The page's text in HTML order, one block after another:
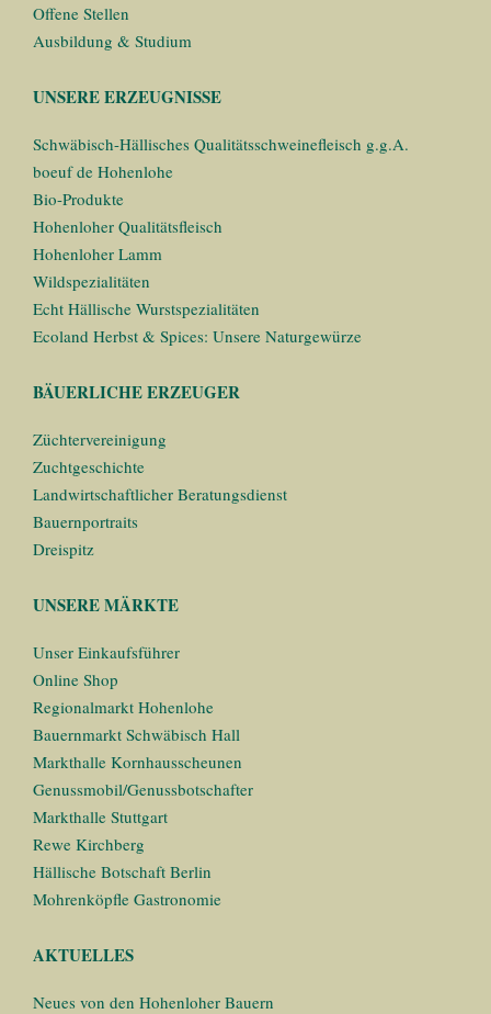
Offene Stellen
Ausbildung & Studium
UNSERE ERZEUGNISSE
Schwäbisch-Hällisches Qualitätsschweinefleisch g.g.A.
boeuf de Hohenlohe
Bio-Produkte
Hohenloher Qualitätsfleisch
Hohenloher Lamm
Wildspezialitäten
Echt Hällische Wurstspezialitäten
Ecoland Herbst & Spices: Unsere Naturgewürze
BÄUERLICHE ERZEUGER
Züchtervereinigung
Zuchtgeschichte
Landwirtschaftlicher Beratungsdienst
Bauernportraits
Dreispitz
UNSERE MÄRKTE
Unser Einkaufsführer
Online Shop
Regionalmarkt Hohenlohe
Bauernmarkt Schwäbisch Hall
Markthalle Kornhausscheunen
Genussmobil/Genussbotschafter
Markthalle Stuttgart
Rewe Kirchberg
Hällische Botschaft Berlin
Mohrenköpfle Gastronomie
AKTUELLES
Neues von den Hohenloher Bauern